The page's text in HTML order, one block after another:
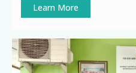
Learn More